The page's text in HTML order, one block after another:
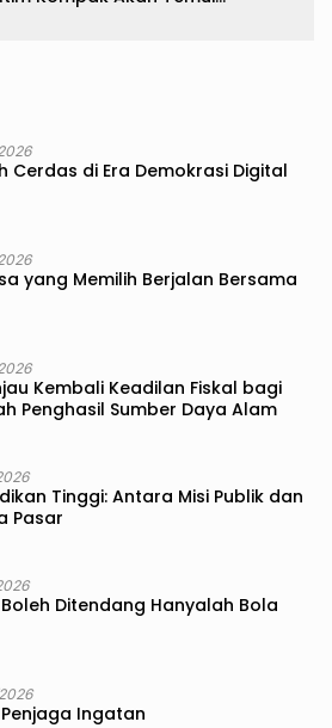
Cerdas di Era Demokrasi Digital
yang Memilih Berjalan Bersama
Kembali Keadilan Fiskal bagi
Penghasil Sumber Daya Alam
Tinggi: Antara Misi Publik dan
Pasar
Ditendang Hanyalah Bola
Ingatan